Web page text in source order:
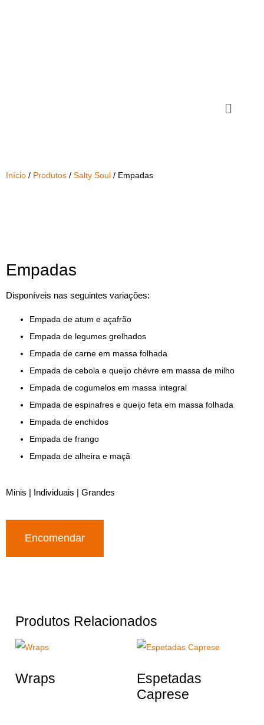
Início / Produtos / Salty Soul / Empadas
Empadas
Disponíveis nas seguintes variações:
Empada de atum e açafrão
Empada de legumes grelhados
Empada de carne em massa folhada
Empada de cebola e queijo chévre em massa de milho
Empada de cogumelos em massa integral
Empada de espinafres e queijo feta em massa folhada
Empada de enchidos
Empada de frango
Empada de alheira e maçã
Minis | Individuais | Grandes
Encomendar
Produtos Relacionados
Wraps
Espetadas
Caprese